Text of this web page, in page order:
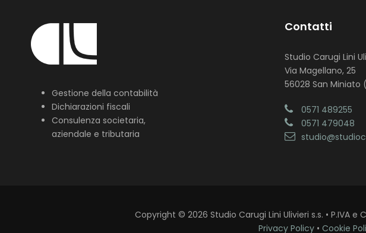
Gestione della contabilità
Dichiarazioni fiscali
Consulenza societaria,
aziendale e tributaria
Contatti
Studio Carugi Lini
Via Magellano, 25
56028 San Miniato
0571 489255
0571 479048
Copyright © 2026 Studio Carugi Lini Ulivieri s.s. • P.IVA e
Privacy Policy• Cookie